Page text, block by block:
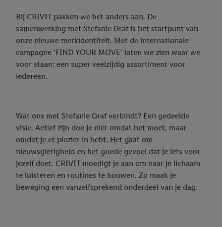
Bij CRIVIT pakken we het anders aan. De
samenwerking met Stefanie Graf is het startpunt van
onze nieuwe merkidentiteit. Met de internationale
campagne ‘FIND YOUR MOVE’ laten we zien waar we
voor staan: een super veelzijdig assortiment voor
iedereen.
Wat ons met Stefanie Graf verbindt? Een gedeelde
visie. Actief zijn doe je niet omdat het moet, maar
omdat je er plezier in hebt. Het gaat om
nieuwsgierigheid en het goede gevoel dat je iets voor
jezelf doet. CRIVIT moedigt je aan om naar je lichaam
te luisteren en routines te bouwen. Zo maak je
beweging een vanzelfsprekend onderdeel van je dag.